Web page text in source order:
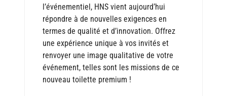
l’événementiel, HNS vient aujourd’hui
répondre à de nouvelles exigences en
termes de qualité et d’innovation. Offrez
une expérience unique à vos invités et
renvoyer une image qualitative de votre
événement, telles sont les missions de ce
nouveau toilette premium !